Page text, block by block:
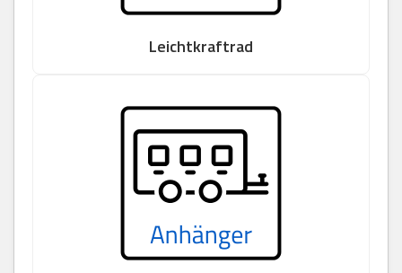
Leichtkraftrad